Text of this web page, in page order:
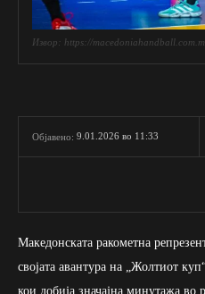
Извор: https://
Објавено: 9.01.2026 во 11:33
Македонската ракометна
својата авантура на „Жолтиот
кои добија значајна минутажа во